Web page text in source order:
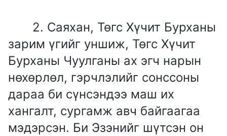
2. Саяхан, Төгс Хүчит Бурханы
зарим үгийг уншиж, Төгс Хүчит
Бурханы Чуулганы ах эгч нарын
нөхөрлөл, гэрчлэлийг сонссоны
дараа би сүнсэндээ маш их
хангалт, сургамж авч байгаагаа
мэдэрсэн. Би Эзэнийг шүтсэн он